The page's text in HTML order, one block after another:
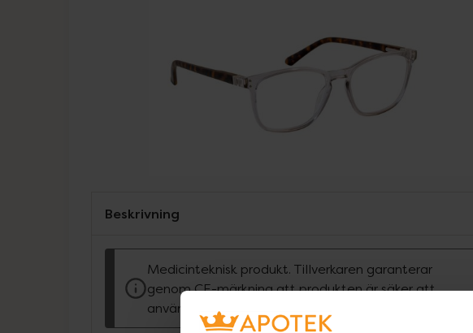
Beskrivning
Medicinteknisk produkt. Tillverkaren garanterar
genom CE-märkning att produkten är säker att
använda och uppfyller gällande krav.